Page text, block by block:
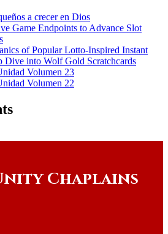
a crecer en Dios
Game Endpoints to Advance Slot
of Popular Lotto-Inspired Instant
Dive into Wolf Gold Scratchcards
Volumen 23
Volumen 22
Chaplains